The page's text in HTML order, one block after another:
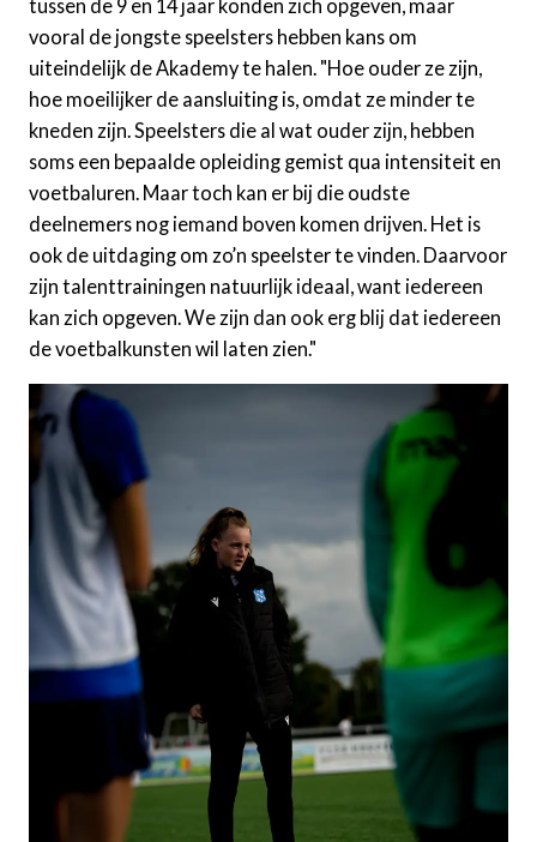
tussen de 9 en 14 jaar konden zich opgeven, maar
vooral de jongste speelsters hebben kans om
uiteindelijk de Akademy te halen. "Hoe ouder ze zijn,
hoe moeilijker de aansluiting is, omdat ze minder te
kneden zijn. Speelsters die al wat ouder zijn, hebben
soms een bepaalde opleiding gemist qua intensiteit en
voetbaluren. Maar toch kan er bij die oudste
deelnemers nog iemand boven komen drijven. Het is
ook de uitdaging om zo’n speelster te vinden. Daarvoor
zijn talenttrainingen natuurlijk ideaal, want iedereen
kan zich opgeven. We zijn dan ook erg blij dat iedereen
de voetbalkunsten wil laten zien."